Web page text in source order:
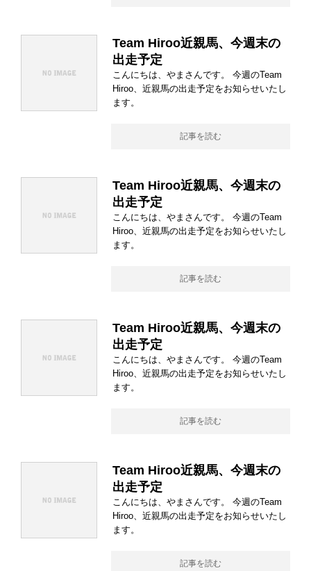
Team Hiroo近親馬、今週末の
出走予定
こんにちは、やまさんです。 今週のTeam
Hiroo、近親馬の出走予定をお知らせいたし
ます。
記事を読む
Team Hiroo近親馬、今週末の
出走予定
こんにちは、やまさんです。 今週のTeam
Hiroo、近親馬の出走予定をお知らせいたし
ます。
記事を読む
Team Hiroo近親馬、今週末の
出走予定
こんにちは、やまさんです。 今週のTeam
Hiroo、近親馬の出走予定をお知らせいたし
ます。
記事を読む
Team Hiroo近親馬、今週末の
出走予定
こんにちは、やまさんです。 今週のTeam
Hiroo、近親馬の出走予定をお知らせいたし
ます。
記事を読む